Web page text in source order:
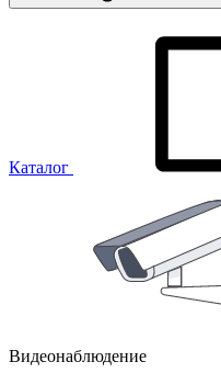
Каталог
Видеонаблюдение